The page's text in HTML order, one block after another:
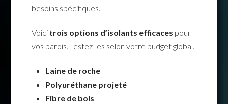
besoins spécifiques.
Voici trois options d’isolants efficaces pour
vos parois. Testez-les selon votre budget global.
Laine de roche
Polyuréthane projeté
Fibre de bois